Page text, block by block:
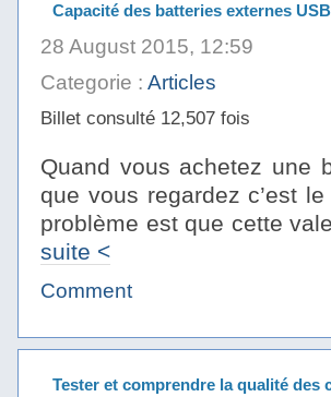
Capacité des batteries externes
28 August 2015, 12:59
Categorie : Articles
Billet consulté 12,507 fois
Quand vous achetez une
que vous regardez c’est
problème est que cette
suite <
Comment
Tester et comprendre la qualité des